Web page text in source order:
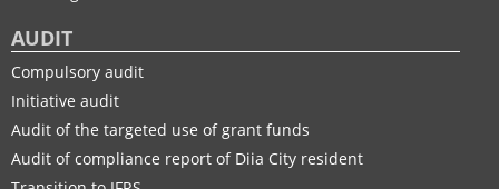
AUDIT
Compulsory audit
Initiative audit
Audit of the targeted use of grant funds
Audit of compliance report of Diia City resident